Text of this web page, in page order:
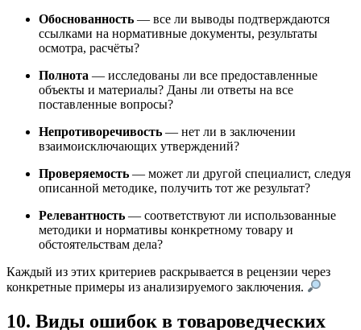
Обоснованность — все ли выводы подтверждаются
ссылками на нормативные документы, результаты
осмотра, расчёты?
Полнота — исследованы ли все предоставленные
объекты и материалы? Даны ли ответы на все
поставленные вопросы?
Непротиворечивость — нет ли в заключении
взаимоисключающих утверждений?
Проверяемость — может ли другой специалист, следуя
описанной методике, получить тот же результат?
Релевантность — соответствуют ли использованные
методики и нормативы конкретному товару и
обстоятельствам дела?
Каждый из этих критериев раскрывается в рецензии через
конкретные примеры из анализируемого заключения.
10. Виды ошибок в товароведческих